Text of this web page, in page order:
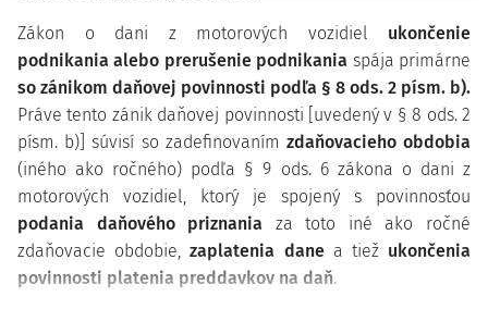
Zákon o dani z motorových vozidiel
ukončenie
podnikania alebo prerušenie podnikania spája primárne
so zánikom daňovej povinnosti podľa § 8 ods. 2 písm. b).
Práve tento zánik daňovej povinnosti [uvedený v § 8 ods. 2
písm. b) ] súvisí so zadefinovaním zdaňovacieho obdobia
(iného ako ročného) podľa § 9 ods. 6 zákona o dani z
motorových vozidiel, ktorý je spojený s povinnosťou
podania daňového priznania za toto iné ako ročné
zdaňovacie obdobie,zaplatenia danea tiež ukončenia
povinnosti platenia preddavkov na daň.